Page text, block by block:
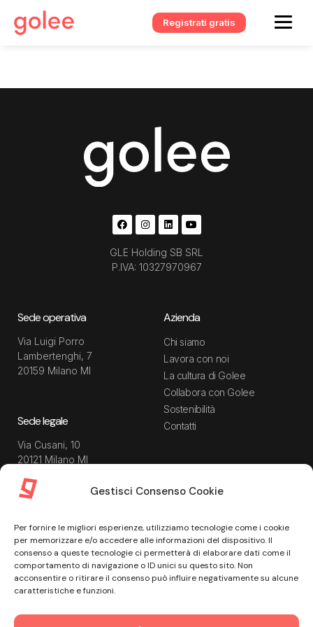
Gestisci Consenso Cookie
Per fornire le migliori esperienze, utilizziamo tecnologie come i cookie
per memorizzare e/o accedere alle informazioni del dispositivo. Il
consenso a queste tecnologie ci permetterà di elaborare dati come il
comportamento di navigazione o ID unici su questo sito. Non
acconsentire o ritirare il consenso può influire negativamente su alcune
caratteristiche e funzioni.
Registrati gratis
GLE Holding SB SRL
P.IVA: 10327970967
Sede operativa
Via Luigi Porro
Lambertenghi, 7
20159 Milano MI
Sede legale
Via Cusani, 10
20121 Milano MI
Azienda
Chi siamo
Lavora con noi
La cultura di Golee
Collabora con Golee
Sostenibilità
Contatti
Guide
Modulistica
Webinar
Centro assistenza
Privacy Policy
Data Processing Agreement
Termini e condizioni di
servizio
Informativa Privacy Recruiting